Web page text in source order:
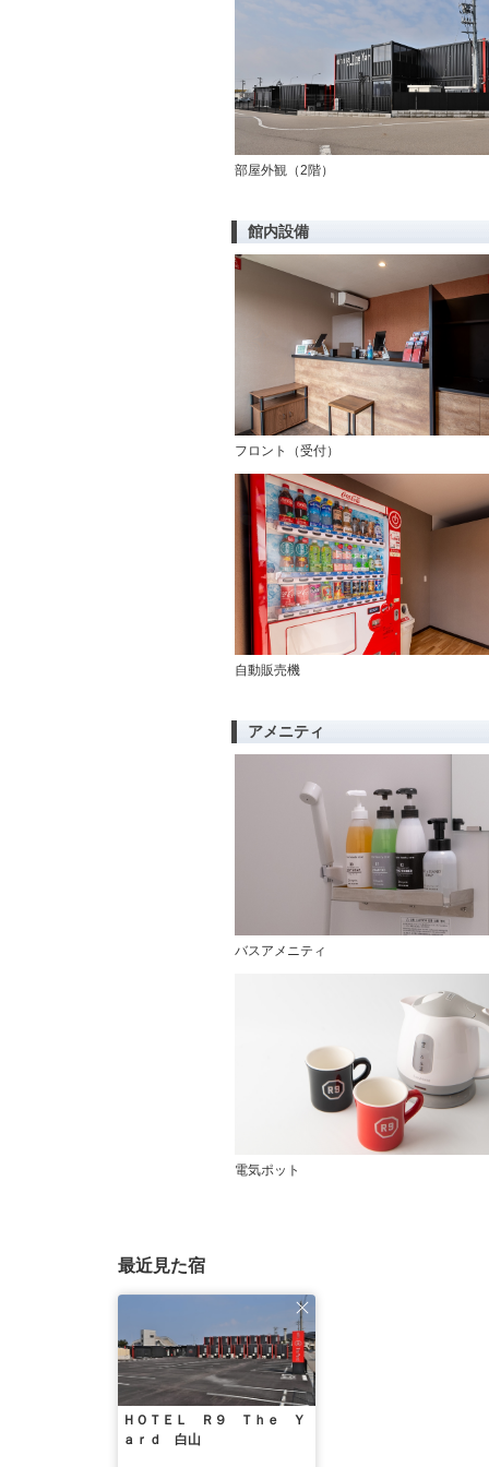
部屋外観（2階）
館内設備
フロント（受付）
自動販売機
アメニティ
バスアメニティ
電気ポット
最近見た宿
ＨＯＴＥＬ Ｒ９ Ｔｈｅ Ｙ
ａｒｄ 白山